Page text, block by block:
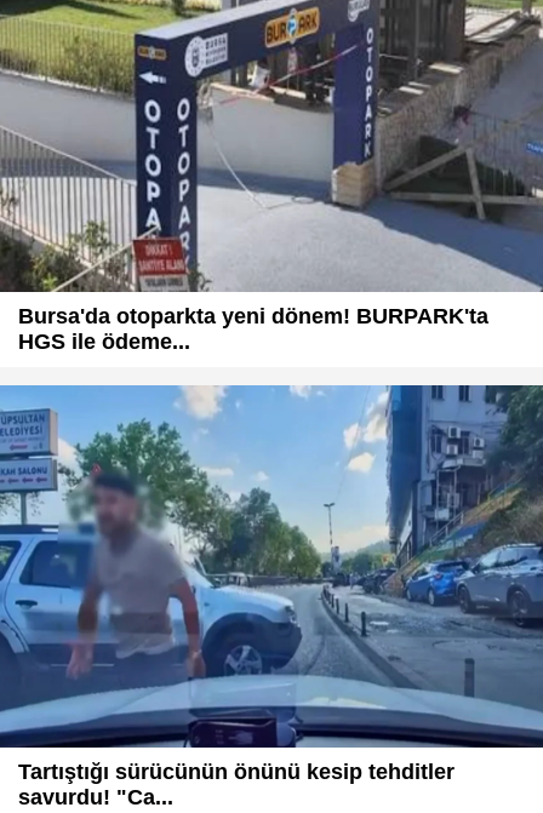
Bursa'da otoparkta yeni dönem! BURPARK'ta
HGS ile ödeme...
Tartıştığı sürücünün önünü kesip tehditler
savurdu! "Ca...